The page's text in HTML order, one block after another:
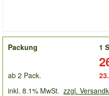
order
Packung
1
ab 2 Pack.
inkl. 8.1% MwSt. zzgl.